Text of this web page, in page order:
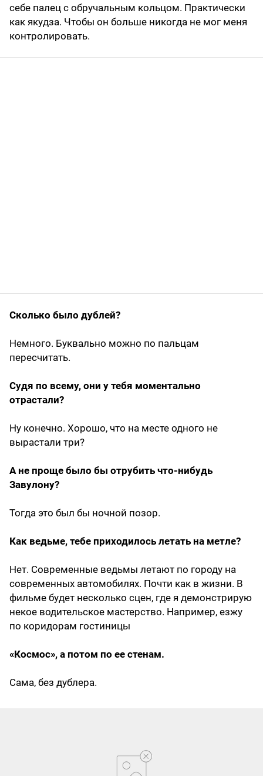
себе палец с обручальным кольцом. Практически
как якудза. Чтобы он больше никогда не мог меня
контролировать.
Сколько было дублей?
Немного. Буквально можно по пальцам
пересчитать.
Судя по всему, они у тебя моментально
отрастали?
Ну конечно. Хорошо, что на месте одного не
вырастали три?
А не проще было бы отрубить что-нибудь
Завулону?
Тогда это был бы ночной позор.
Как ведьме, тебе приходилось летать на метле?
Нет. Современные ведьмы летают по городу на
современных автомобилях. Почти как в жизни. В
фильме будет несколько сцен, где я демонстрирую
некое водительское мастерство. Например, езжу
по коридорам гостиницы
«Космос», а потом по ее стенам.
Сама, без дублера.